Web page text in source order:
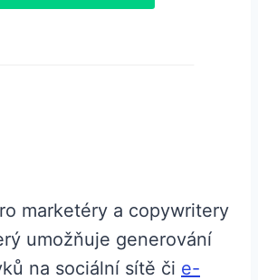
marketéry a copywritery
umožňuje generování
na sociální sítě či e-